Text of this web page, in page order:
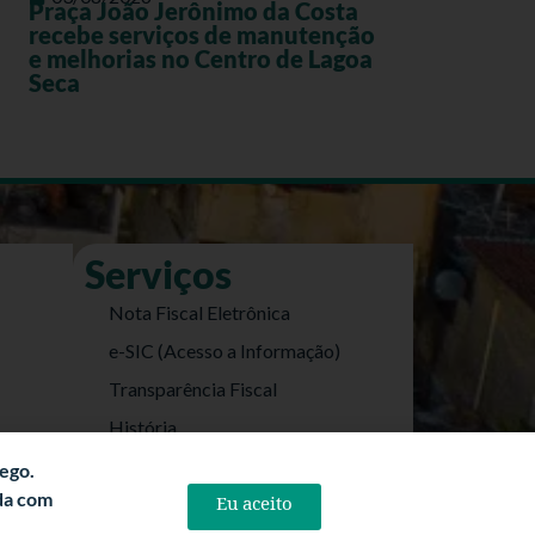
Praça João Jerônimo da Costa
recebe serviços de manutenção
e melhorias no Centro de Lagoa
Seca
Serviços
Nota Fiscal Eletrônica
e-SIC (Acesso a Informação)
Transparência Fiscal
História
Politica de Privacidade
com
Eu aceito